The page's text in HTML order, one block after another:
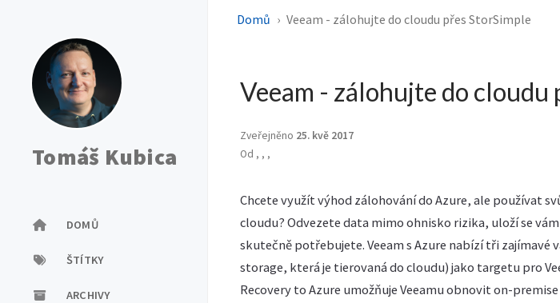
Tomáš Kubica
DOMŮ
ŠTÍTKY
ARCHIVY
Domů Veeam - zálohujte do cloudu přes StorSimple
Veeam - zálohujte do cloudu
Zveřejněno 25. kvě 2017
Od , , ,
Chcete využít výhod zálohování do Azure, ale používat
cloudu? Odvezete data mimo ohnisko rizika, uloží se
skutečně potřebujete. Veeam s Azure nabízí tři
storage, která je tierovaná do cloudu) jako targetu pro
Recovery to Azure umožňuje Veeamu obnovit on-